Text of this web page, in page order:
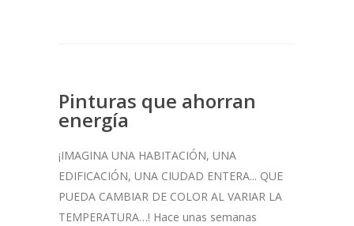
Pinturas que ahorran
energía
¡IMAGINA UNA HABITACIÓN, UNA
EDIFICACIÓN, UNA CIUDAD ENTERA... QUE
PUEDA CAMBIAR DE COLOR AL VARIAR LA
TEMPERATURA…! Hace unas semanas